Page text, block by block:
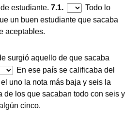
estudiante. 7.1.
Todo lo
un buen estudiante que sacaba
aceptables.
surgió aquello de que sacaba
En ese país se calificaba del
uno la nota más baja y seis la
de los que sacaban todo con seis y
cinco.